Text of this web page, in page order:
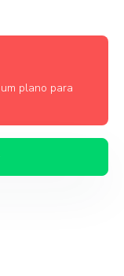
plano para